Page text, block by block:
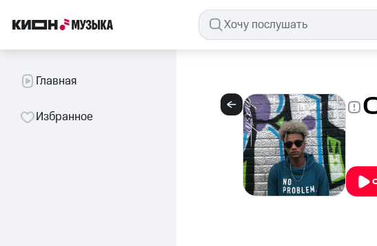
Главная
Избранное